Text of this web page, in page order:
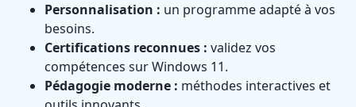
Personnalisation : un programme adapté à vos
besoins.
Certifications reconnues : validez vos
compétences sur Windows 11.
Pédagogie moderne : méthodes interactives et